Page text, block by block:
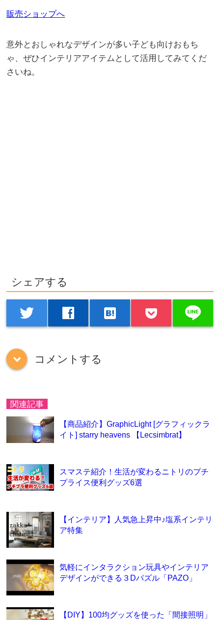
販売ショップへ
意外とおしゃれなデザインが多い子ども向けおもち
ゃ、ぜひインテリアアイテムとして活用してみてくだ
さいね。
シェアする
twitter facebook hatenabookmark line
down コメントする
関連記事
【商品紹介】GraphicLight [グラフィックラ
イト] starry heavens 【Lecsimbrat】
スマステ紹介！生活が変わるニトリのプチ
プライス便利グッズ6選
【インテリア】人気急上昇中♪塩系インテリ
ア特集
気軽にインタラクション玩具やインテリア
デザインができる３Dパズル「PAZO」
【DIY】100均グッズを使った「間接照明」